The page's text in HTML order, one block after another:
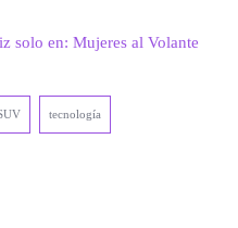
solo en: Mujeres al Volante
tecnología